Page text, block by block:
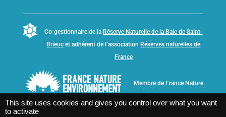
Co-gestionnaire de la Réserve Naturelle de la Baie de Saint-
Brieuc et adhérent de l’association Réserves naturelles de
France
Membre de France Nature
This site uses cookies and gives you control over what you want
to activate